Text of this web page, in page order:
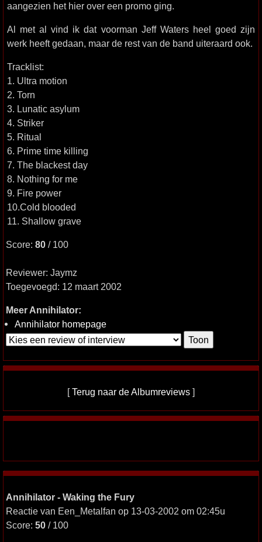
aangezien het hier over een promo ging.
Al met al vind ik dat voorman Jeff Waters heel goed zijn
werk heeft gedaan, maar de rest van de band uiteraard ook.
Tracklist:
1. Ultra motion
2. Torn
3. Lunatic asylum
4. Striker
5. Ritual
6. Prime time killing
7. The blackest day
8. Nothing for me
9. Fire power
10.Cold blooded
11. Shallow grave
Score: 80 / 100
Reviewer: Jaymz
Toegevoegd: 12 maart 2002
Meer Annihilator:
Annihilator homepage
[Terug naar de Albumreviews ]
Annihilator - Waking the Fury
Reactie van Een_Metalfan op 13-03-2002 om 02:45u
Score: 50 / 100